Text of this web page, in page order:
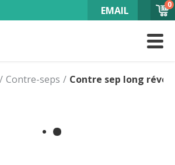
EMAIL 0
Contre-seps Contre sep long